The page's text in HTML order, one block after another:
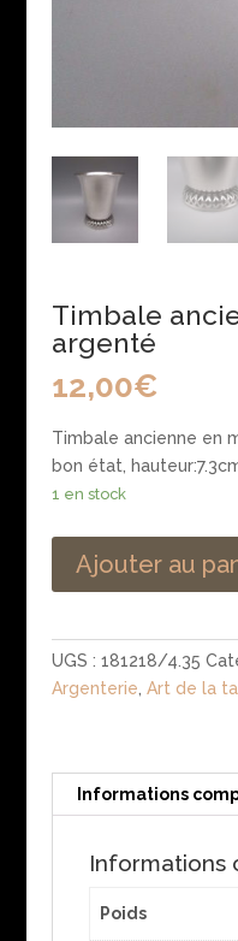
Timbale
argenté
12,00€
Timbale ancienne en
bon état,
1 en stock
Ajouter au
UGS : 181218/4.35
Argenterie Art de la
Informations
Informations
Poids